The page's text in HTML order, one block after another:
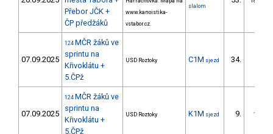
Přebor JČK +
ČP předžáků
www.kanoistika-
vstabor.cz.
slalom
07.09.2025
124 MČR žáků ve
sprintu na
Křivoklátu +
5.ČPž
USD Roztoky C1M sjezd 34.
07.09.2025
124 MČR žáků ve
sprintu na
Křivoklátu +
5.ČPž
USD Roztoky K1M sjezd 9. 1/ZM